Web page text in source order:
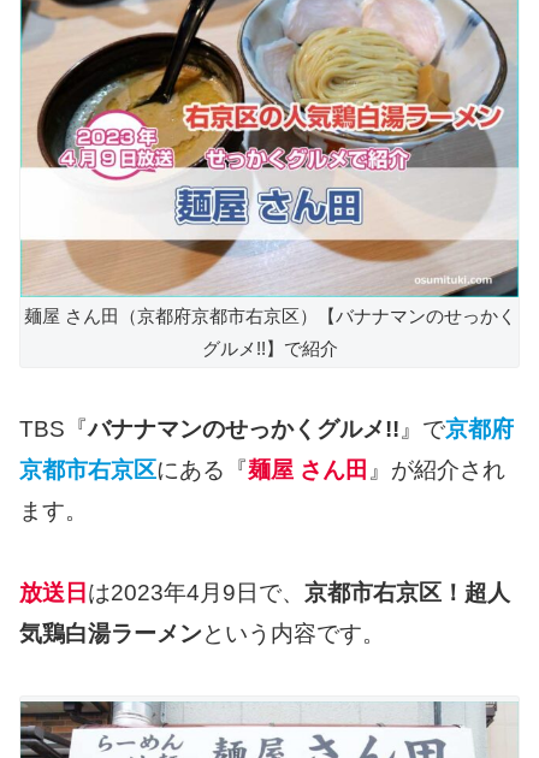
麺屋 さん田（京都府京都市右京区）【バナナマンのせっかく
グルメ!!】で紹介
TBS『バナナマンのせっかくグルメ!! 』で京都府
京都市右京区にある『麺屋 さん田 』が紹介され
ます。
放送日 は2023年4月9日で、 京都市右京区！超人
気鶏白湯ラーメンという内容です。